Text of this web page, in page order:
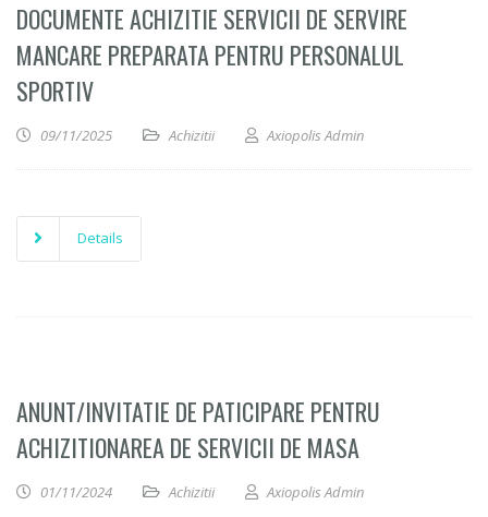
DOCUMENTE ACHIZITIE SERVICII DE SERVIRE
MANCARE PREPARATA PENTRU PERSONALUL
SPORTIV
09/11/2025 Achizitii Axiopolis Admin
Details
ANUNT/INVITATIE DE PATICIPARE PENTRU
ACHIZITIONAREA DE SERVICII DE MASA
01/11/2024 Achizitii Axiopolis Admin